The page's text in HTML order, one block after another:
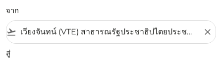
จาก
flight_takeoff close
สู่